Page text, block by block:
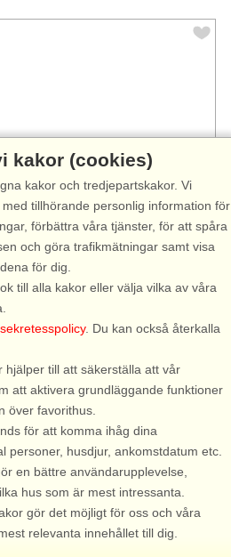
i hjärtat av Alingsås – perfekt för
till denna nyrenoverade och
i husägarens boningshus –
...
6.340 SEK
kakor (cookies)
kakor och tredjepartskakor. Vi
tillhörande personlig information för
förbättra våra tjänster, för att spåra
och göra trafikmätningar samt visa
för dig.
till alla kakor eller välja vilka av våra
. Du kan också återkalla
hjälper till att säkerställa att vår
att aktivera grundläggande funktioner
över favorithus.
för att komma ihåg dina
personer, husdjur, ankomstdatum etc.
en bättre användarupplevelse,
hus som är mest intressanta.
gör det möjligt för oss och våra
relevanta innehållet till dig.